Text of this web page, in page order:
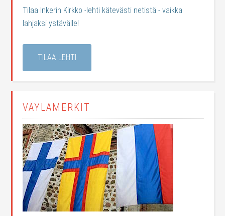
Tilaa Inkerin Kirkko -lehti kätevästi netistä - vaikka
lahjaksi ystävälle!
TILAA LEHTI
VÄYLÄMERKIT